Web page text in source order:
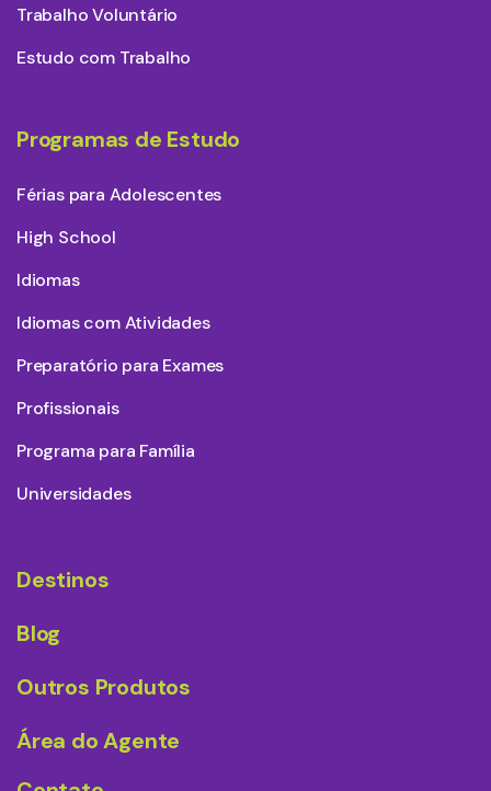
Trabalho Voluntário
Estudo com Trabalho
Programas de Estudo
Férias para Adolescentes
High School
Idiomas
Idiomas com Atividades
Preparatório para Exames
Profissionais
Programa para Família
Universidades
Destinos
Blog
Outros Produtos
Área do Agente